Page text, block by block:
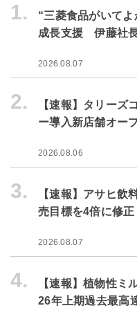
1.
“三菱食品がいて
成長支援 伊藤社
2026.08.07
2.
【速報】タリーズ
ー導入新店舗オー
2026.08.06
3.
【速報】アサヒ
売目標を4倍に修正
2026.08.07
4.
【速報】植物性
26年上期過去最高